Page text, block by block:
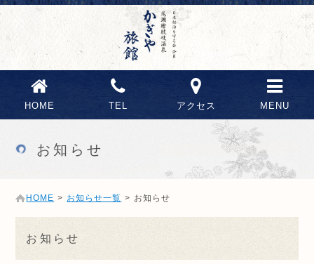
HOME TEL アクセス MENU
お知らせ
HOME > お知らせ一覧 > お知らせ
お知らせ